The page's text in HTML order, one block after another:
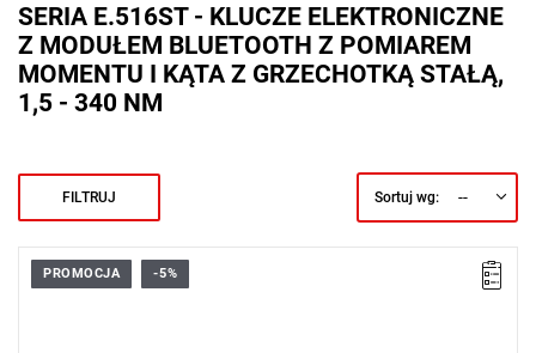
SERIA E.516ST - KLUCZE ELEKTRONICZNE
Z MODUŁEM BLUETOOTH Z POMIAREM
MOMENTU I KĄTA Z GRZECHOTKĄ STAŁĄ,
1,5 - 340 NM
FILTRUJ Sortuj wg: --
• Złącze 9 x 12
PROMOCJA -5%